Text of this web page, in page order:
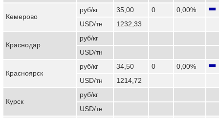
Кемерово
руб/кг 35,00 0
0,00%
USD/тн
1232,33
Краснодар
руб/кг
USD/тн
Красноярск
руб/кг 34,50 0
0,00%
USD/тн
1214,72
Курск
руб/кг
USD/тн